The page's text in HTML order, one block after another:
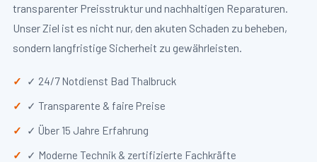
transparenter Preisstruktur und nachhaltigen Reparaturen.
Unser Ziel ist es nicht nur, den akuten Schaden zu beheben,
sondern langfristige Sicherheit zu gewährleisten.
✓ 24/7 Notdienst Bad Thalbruck
✓ Transparente & faire Preise
✓ Über 15 Jahre Erfahrung
✓ Moderne Technik & zertifizierte Fachkräfte